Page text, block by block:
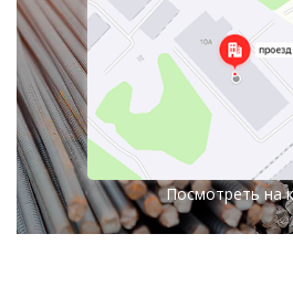
Посмотреть на